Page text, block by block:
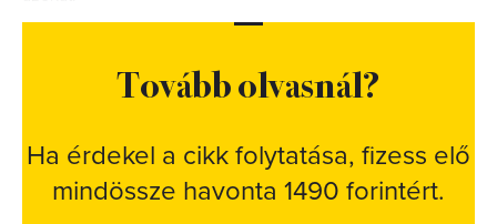
Tovább olvasnál?
Ha érdekel a cikk folytatása, fizess elő
mindössze havonta 1490 forintért.